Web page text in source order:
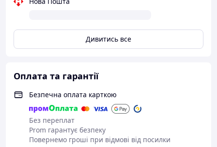
Дивитись все
Оплата та гарантії
Безпечна оплата карткою
Без переплат
Prom гарантує безпеку
Повернемо гроші при відмові від посилки